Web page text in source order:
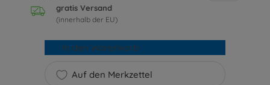
gratis Versand
(innerhalb der EU)
Auf den Merkzettel
In den Warenkorb